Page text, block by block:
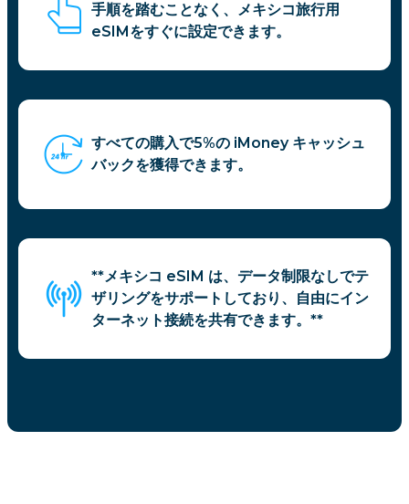
手順を踏むことなく、メキシコ旅行用
eSIMをすぐに設定できます。
すべての購入で5%の iMoney キャッシュ
バックを獲得できます。
**メキシコ eSIM は、データ制限なしでテ
ザリングをサポートしており、自由にイン
ターネット接続を共有できます。**